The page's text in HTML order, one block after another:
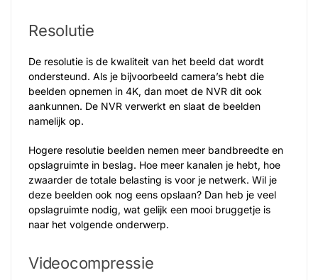
Resolutie
De resolutie is de kwaliteit van het beeld dat wordt
ondersteund. Als je bijvoorbeeld camera’s hebt die
beelden opnemen in 4K, dan moet de NVR dit ook
aankunnen. De NVR verwerkt en slaat de beelden
namelijk op.
Hogere resolutie beelden nemen meer bandbreedte en
opslagruimte in beslag. Hoe meer kanalen je hebt, hoe
zwaarder de totale belasting is voor je netwerk. Wil je
deze beelden ook nog eens opslaan? Dan heb je veel
opslagruimte nodig, wat gelijk een mooi bruggetje is
naar het volgende onderwerp.
Videocompressie